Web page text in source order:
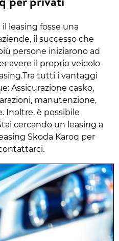
leasing fosse una
il successo che
persone iniziarono ad
avere il proprio veicolo
tutti i vantaggi
Assicurazione casko,
manutenzione,
Inoltre, è possibile
cercando un leasing a
Skoda Karoq per